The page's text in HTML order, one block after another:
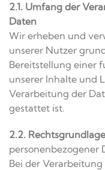
2.1. Umfang der
Daten
Wir erheben und
unserer Nutzer
Bereitstellung einer
unserer Inhalte und
Verarbeitung der
gestattet ist.
2.2.
personenbezogener
Bei der